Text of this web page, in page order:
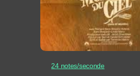
24 notes/seconde